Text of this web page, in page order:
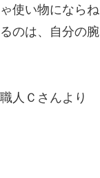
使い物にならね
のは、自分の腕
人Ｃさんより